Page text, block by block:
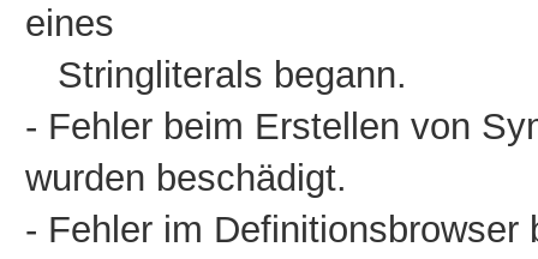
eines
Stringliterals begann.
- Fehler beim Erstellen von
wurden beschädigt.
- Fehler im